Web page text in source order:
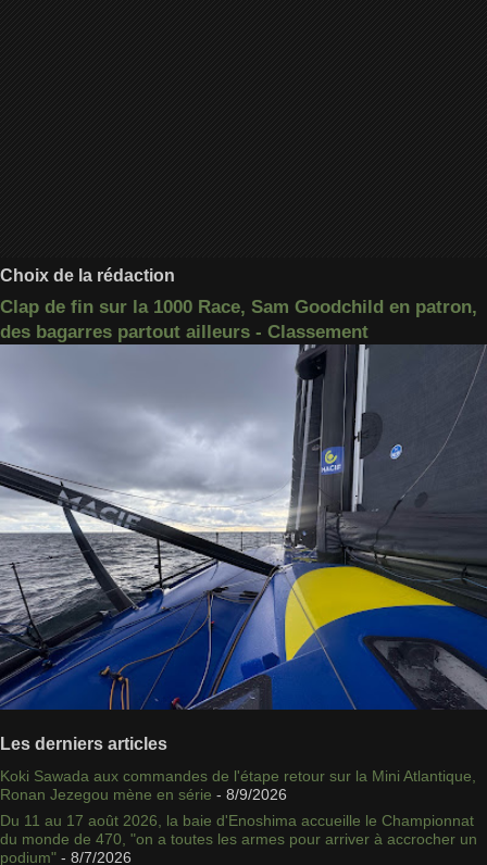
Choix de la rédaction
Clap de fin sur la 1000 Race, Sam Goodchild en patron,
des bagarres partout ailleurs - Classement
Les derniers articles
Koki Sawada aux commandes de l'étape retour sur la Mini Atlantique,
Ronan Jezegou mène en série - 8/9/2026
Du 11 au 17 août 2026, la baie d'Enoshima accueille le Championnat
du monde de 470, "on a toutes les armes pour arriver à accrocher un
podium" - 8/7/2026